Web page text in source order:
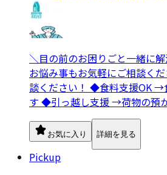
＼目の前のお困りごと一緒に
お悩み事もお気軽にご相談く
談ください！ ◆食料支援OK →
す ◆引っ越し支援 →荷物の預
お気に入り 詳細を見る
Pickup